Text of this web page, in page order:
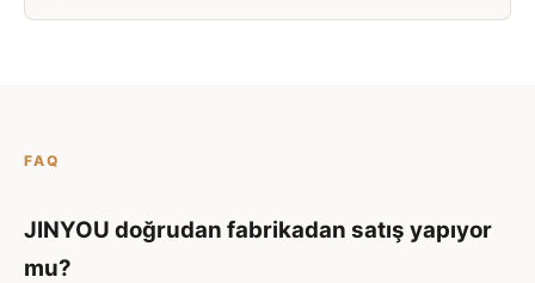
FAQ
JINYOU doğrudan fabrikadan satış yapıyor
mu?